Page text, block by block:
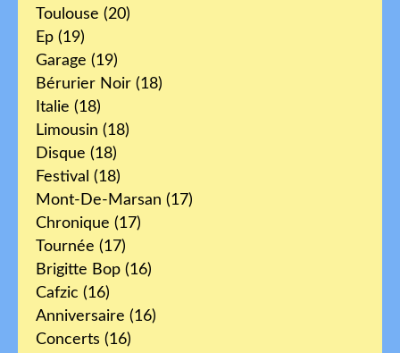
Toulouse (20)
Ep (19)
Garage (19)
Bérurier Noir (18)
Italie (18)
Limousin (18)
Disque (18)
Festival (18)
Mont-De-Marsan (17)
Chronique (17)
Tournée (17)
Brigitte Bop (16)
Cafzic (16)
Anniversaire (16)
Concerts (16)